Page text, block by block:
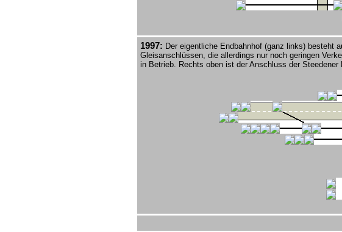
1997: Der eigentliche Endbahnhof (ganz links) besteht
Gleisanschlüssen, die allerdings nur noch geringen
in Betrieb. Rechts oben ist der Anschluss der Steedener